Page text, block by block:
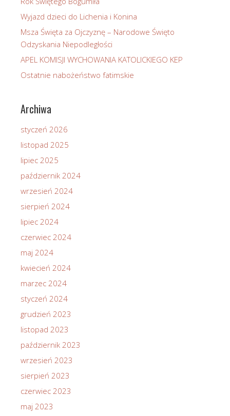
Wyjazd dzieci do Lichenia i Konina
Msza Święta za Ojczyznę – Narodowe Święto
Odzyskania Niepodległości
APEL KOMISJI WYCHOWANIA KATOLICKIEGO KEP
Ostatnie nabożeństwo fatimskie
Archiwa
styczeń 2026
listopad 2025
lipiec 2025
październik 2024
wrzesień 2024
sierpień 2024
lipiec 2024
czerwiec 2024
maj 2024
kwiecień 2024
marzec 2024
styczeń 2024
grudzień 2023
listopad 2023
październik 2023
wrzesień 2023
sierpień 2023
czerwiec 2023
maj 2023